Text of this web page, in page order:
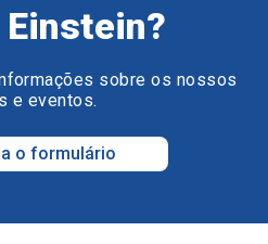
Einstein?
sobre os nossos
e eventos.
o formulário